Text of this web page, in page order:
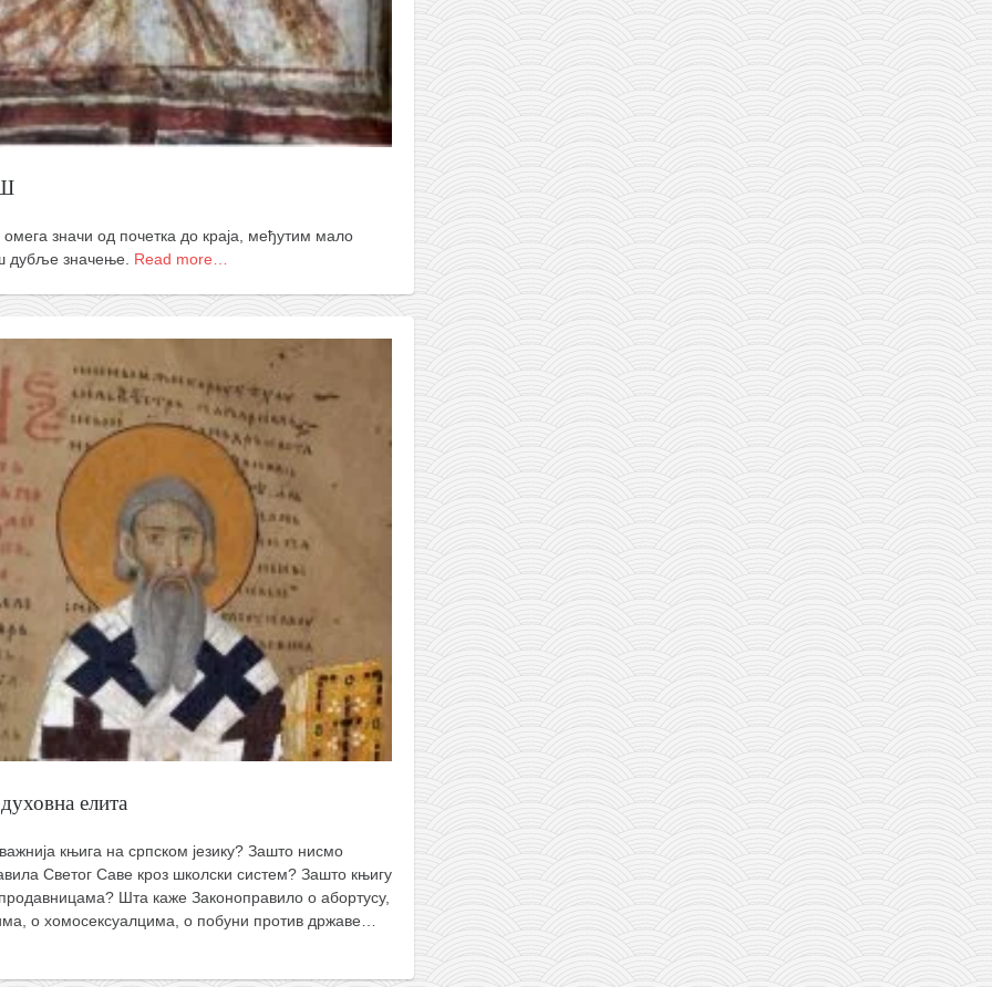
значи од почетка до краја, међутим мало
дубље значење. Read more…
елита
књига на српском језику? Зашто нисмо
Светог Саве кроз школски систем? Зашто књигу
Шта каже Законоправило о абортусу,
о хомосексуалцима, о побуни против државе…